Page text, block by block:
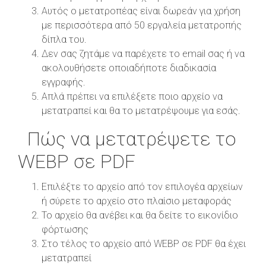
Αυτός ο μετατροπέας είναι δωρεάν για χρήση
με περισσότερα από 50 εργαλεία μετατροπής
δίπλα του.
Δεν σας ζητάμε να παρέχετε το email σας ή να
ακολουθήσετε οποιαδήποτε διαδικασία
εγγραφής.
Απλά πρέπει να επιλέξετε ποιο αρχείο να
μετατραπεί και θα το μετατρέψουμε για εσάς.
Πώς να μετατρέψετε το
WEBP σε PDF
Επιλέξτε το αρχείο από τον επιλογέα αρχείων
ή σύρετε το αρχείο στο πλαίσιο μεταφοράς
Το αρχείο θα ανέβει και θα δείτε το εικονίδιο
φόρτωσης
Στο τέλος το αρχείο από WEBP σε PDF θα έχει
μετατραπεί